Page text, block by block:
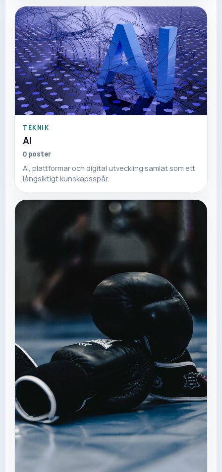
TEKNIK
AI
0 poster
AI, plattformar och digital utveckling samlat som ett
långsiktigt kunskapsspår.